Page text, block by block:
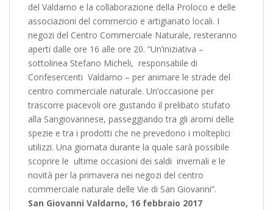
del Valdarno e la collaborazione della Proloco e delle
associazioni del commercio e artigianato locali. I
negozi del Centro Commerciale Naturale, resteranno
aperti dalle ore 16 alle ore 20. “Un’iniziativa –
sottolinea Stefano Micheli, responsabile di
Confesercenti Valdarno – per animare le strade del
centro commerciale naturale. Un’occasione per
trascorre piacevoli ore gustando il prelibato stufato
alla Sangiovannese, passeggiando tra gli aromi delle
spezie e tra i prodotti che ne prevedono i molteplici
utilizzi. Una giornata durante la quale sarà possibile
scoprire le ultime occasioni dei saldi invernali e le
novità per la primavera nei negozi del centro
commerciale naturale delle Vie di San Giovanni”.
San Giovanni Valdarno, 16 febbraio 2017